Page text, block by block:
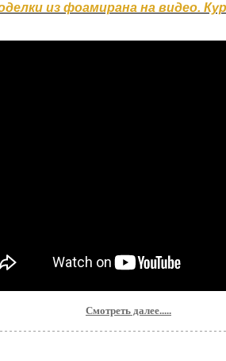
из фоамирана на видео.
Смотреть далее.....